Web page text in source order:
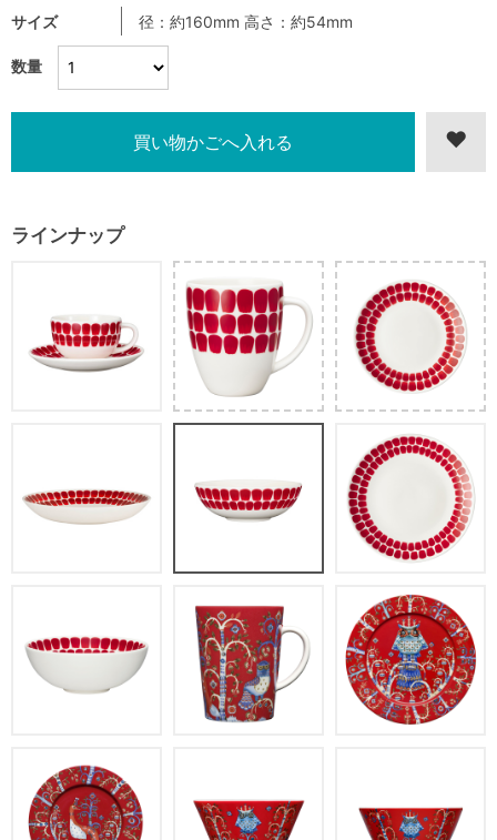
数量
サイズ 径：約160mm 高さ：約54mm
ラインナップ